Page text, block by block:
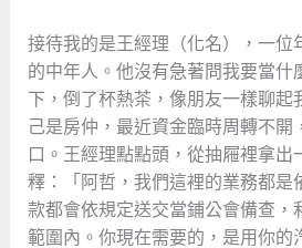
接待我的是王經理（化名），一位
的中年人。他沒有急著問我要當什
下，倒了杯熱茶，像朋友一樣聊起
己是房仲，最近資金臨時周轉不開
口。王經理點點頭，從抽屜裡拿出
釋：「阿哲，我們這裡的業務都是
款都會依規定送交當鋪公會備查，
範圍內。你現在需要的，是用你的